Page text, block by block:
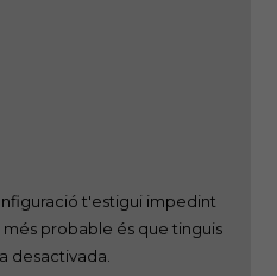
t'estigui impedint
probable és que tinguis
desactivada.